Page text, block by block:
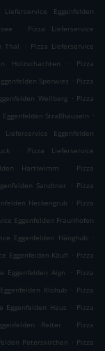
Lieferservice Eggenfelden
.
Pizza Lieferservice
Thal . Pizza Lieferservice
Holzschachten .
Pizza
Sperwies . Pizza
Weilberg . Pizza
Straßhäuseln .
Lieferservice Eggenfelden
.
Pizza Lieferservice
Hartlwimm .
Pizza
Sandtner . Pizza
Heckengrub . Pizza
Eggenfelden Fraunhofen
Eggenfelden Hänghub
.
Eggenfelden Käufl . Pizza
Eggenfelden Aign . Pizza
Klohub . Pizza
Eggenfelden Haus . Pizza
Reiter .
Pizza
Peterskirchen . Pizza